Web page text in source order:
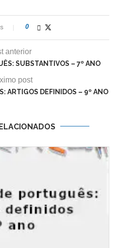
0
anterior
SUBSTANTIVOS – 7º ANO
post
ARTIGOS DEFINIDOS – 9º ANO